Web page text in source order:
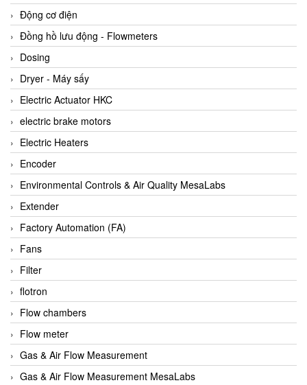
AMPTRON Vietnam
AND Vietnam
ANDERSON-NEGELE
ANDILOG Technologies Vietnam
Anritsu
ANTEC S.A
Antico pumps
Anybus/ HMS
AOBEN
Apex Dynamics Vietnam
Apex Dynamics Vietnam
Apiste
APLISENS VietNam
Apollo Fire
Appleton
AQ Matic
Aqualabo Vietnam
Aquametro
Động cơ điện
Đồng hồ lưu động - Flowmeters
Dosing
Dryer - Máy sấy
Electric Actuator HKC
electric brake motors
Electric Heaters
Encoder
Environmental Controls & Air Quality MesaLabs
Extender
Factory Automation (FA)
Fans
Filter
flotron
Flow chambers
Flow meter
Gas & Air Flow Measurement
Gas & Air Flow Measurement MesaLabs